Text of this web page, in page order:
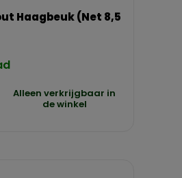
Haagbeuk (Net 8,5
Alleen verkrijgbaar in
de winkel